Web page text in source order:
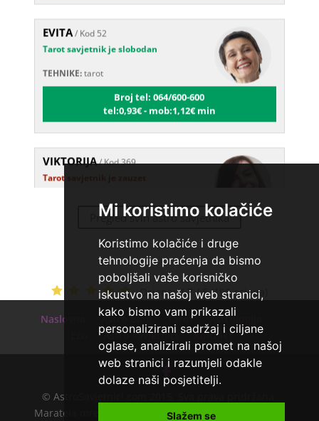
Mi koristimo kolačiće
Koristimo kolačiće i druge
tehnologije praćenja da bismo
poboljšali vaše korisničko
iskustvo na našoj web stranici,
kako bismo vam prikazali
personalizirani sadržaj i ciljane
oglase, analizirali promet na našoj
web stranici i razumjeli odakle
dolaze naši posjetitelji.
Slažem se
EVITA/ Kod 52
Tarot savjetnik je slobodan
Broj tel: 064/600-600
tel:0,93€ - mob:1,12€ min
VIKTORIJA/ Kod 369
Tarot savjetnik je zauzet
tarot, radiestezija
tel:0,93€ - mob:1,12€ min
ELA
/ Kod 151
Tarot savjetnik je slobodan
astrologija, tarot, numerološki
tarot, visak, feng shui numerologija,
anđeoski brojevi, tumačenje snova, rune, kristali, reiki,
terapija bojama, anđeoske karte, iscjeljivanje anđeoskim
Broj tel: 064/600-600
tel:0,93€ - mob:1,12€ min
Pregled svih astro savjetnika
Ocjena: 4.7 / 5 (190 ocjena)
Naslovna
Astro Blog Tarot
Astrologija
Astro savjetnici Kontakt
© AstroSavjetnici.com 2015. Sva prava pridržana.
Maratela mreže d.o.o. - 072700700 - +18 |